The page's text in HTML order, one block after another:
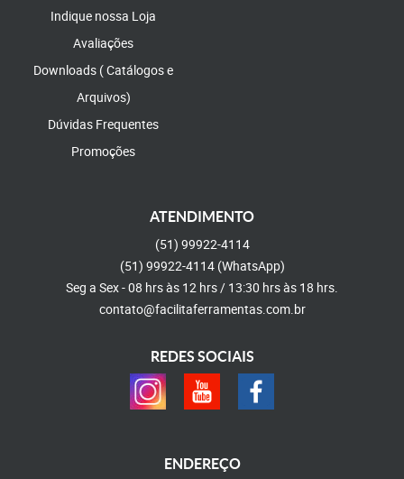
Indique nossa Loja
Avaliações
Downloads ( Catálogos e
Arquivos)
Dúvidas Frequentes
Promoções
ATENDIMENTO
(51) 99922-4114
(51) 99922-4114 (WhatsApp)
Seg a Sex - 08 hrs às 12 hrs / 13:30 hrs às 18 hrs.
contato@facilitaferramentas.com.br
REDES SOCIAIS
ENDEREÇO